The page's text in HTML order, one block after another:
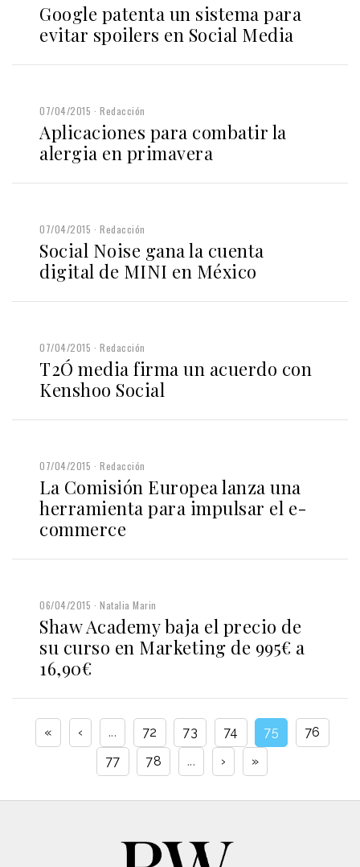
Google patenta un sistema para
evitar spoilers en Social Media
07/04/2015 Redacción
Aplicaciones para combatir la
alergia en primavera
07/04/2015 Redacción
Social Noise gana la cuenta
digital de MINI en México
07/04/2015 Redacción
T2Ó media firma un acuerdo con
Kenshoo Social
07/04/2015 Redacción
La Comisión Europea lanza una
herramienta para impulsar el e-
commerce
06/04/2015 Natalia Marin
Shaw Academy baja el precio de
su curso en Marketing de 995€ a
16,90€
« ‹ ... 72 73 74 75
76
77
78 ... › »